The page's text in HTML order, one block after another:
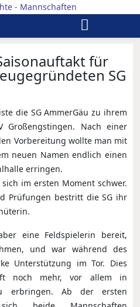
für
SG
die SG AmmerGäu zu ihrem
Großengstingen. Nach einer
Vorbereitung wollte man mit
neuen Namen endlich einen
erringen.
im ersten Moment schwer.
Prüfungen bestritt die SG ihr
eine Feldspielerin bereit,
und war während des
Unterstützung im Tor. Dies
noch mehr, vor allem in
erbringen. Ab der ersten